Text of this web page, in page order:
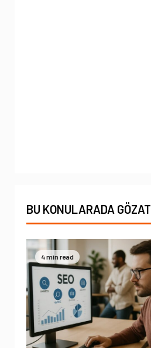
BU KONULARADA GÖZAT
4 min read